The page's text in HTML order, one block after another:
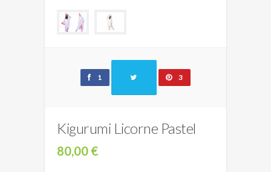
1 3
Kigurumi Licorne Pastel
80,00 €